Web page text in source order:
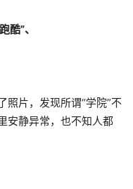
酷”、
照片，发现所谓“学院”不
安静异常，也不知人都